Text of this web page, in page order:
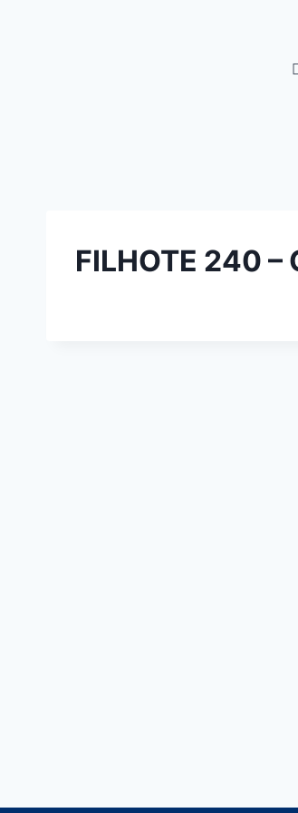
FILHOTE 240 –